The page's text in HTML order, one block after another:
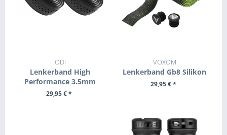
ODI
Lenkerband High
Performance 3.5mm
29,95 € *
VOXOM
Lenkerband Gb8 Silikon
29,95 € *